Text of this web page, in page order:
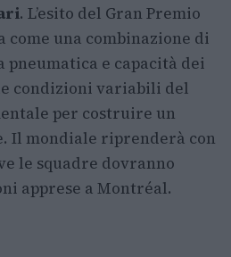
. L’esito del Gran Premio
come una combinazione di
e capacità dei
condizioni variabili del
per costruire un
Il mondiale riprenderà con
le squadre dovranno
apprese a Montréal.